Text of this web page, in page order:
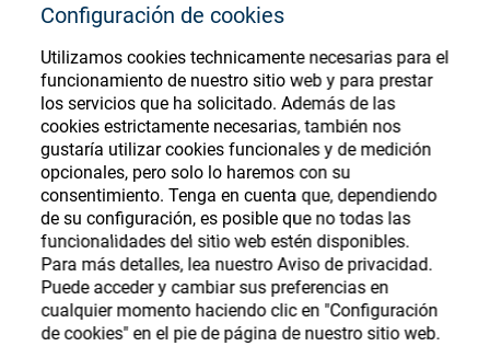
Configuración de cookies
Utilizamos cookies technicamente necesarias para el
funcionamiento de nuestro sitio web y para prestar
los servicios que ha solicitado. Además de las
cookies estrictamente necesarias, también nos
gustaría utilizar cookies funcionales y de medición
opcionales, pero solo lo haremos con su
consentimiento. Tenga en cuenta que, dependiendo
de su configuración, es posible que no todas las
funcionalidades del sitio web estén disponibles.
Para más detalles, lea nuestro Aviso de privacidad.
Puede acceder y cambiar sus preferencias en
cualquier momento haciendo clic en "Configuración
de cookies" en el pie de página de nuestro sitio web.
Español
Oftálmica
Óptica de Precisión
Quiénes Somos
Carrera
Store
English
Deutsch
汉语
Français
Ophthalmic Consumables
Store
Register or Sign-in to access your accounts
and explore our wide range of ophthalmic
consumables
Register Sign-In